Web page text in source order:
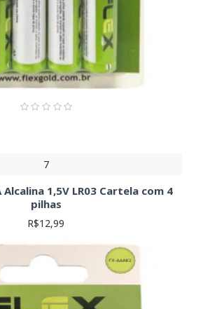
7
Alcalina 1,5V LR03 Cartela com 4
pilhas
R$12,99